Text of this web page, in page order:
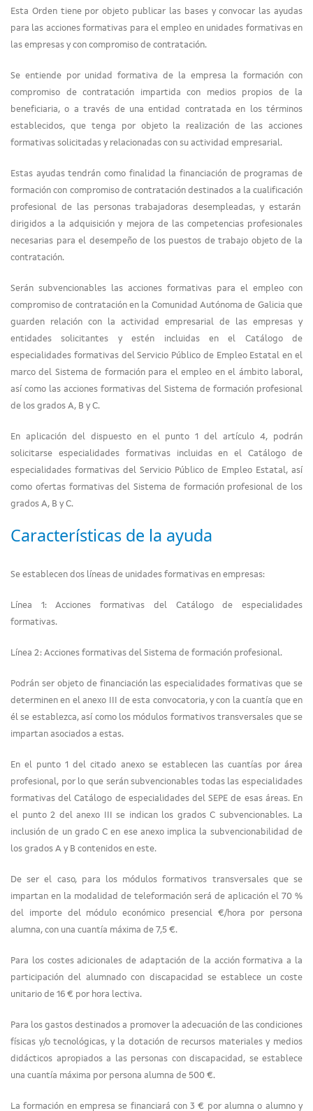
Esta Orden tiene por objeto publicar las bases y convocar las ayudas
para las acciones formativas para el empleo en unidades formativas en
las empresas y con compromiso de contratación.
Se entiende por unidad formativa de la empresa la formación con
compromiso de contratación impartida con medios propios de la
beneficiaria, o a través de una entidad contratada en los términos
establecidos, que tenga por objeto la realización de las acciones
formativas solicitadas y relacionadas con su actividad empresarial.
Estas ayudas tendrán como finalidad la financiación de programas de
formación con compromiso de contratación destinados a la cualificación
profesional de las personas trabajadoras desempleadas, y estarán
dirigidos a la adquisición y mejora de las competencias profesionales
necesarias para el desempeño de los puestos de trabajo objeto de la
contratación.
Serán subvencionables las acciones formativas para el empleo con
compromiso de contratación en la Comunidad Autónoma de Galicia que
guarden relación con la actividad empresarial de las empresas y
entidades solicitantes y estén incluidas en el Catálogo de
especialidades formativas del Servicio Público de Empleo Estatal en el
marco del Sistema de formación para el empleo en el ámbito laboral,
así como las acciones formativas del Sistema de formación profesional
de los grados A, B y C.
En aplicación del dispuesto en el punto 1 del artículo 4, podrán
solicitarse especialidades formativas incluidas en el Catálogo de
especialidades formativas del Servicio Público de Empleo Estatal, así
como ofertas formativas del Sistema de formación profesional de los
grados A, B y C.
Características de la ayuda
Se establecen dos líneas de unidades formativas en empresas:
Línea 1: Acciones formativas del Catálogo de especialidades
formativas.
Línea 2: Acciones formativas del Sistema de formación profesional.
Podrán ser objeto de financiación las especialidades formativas que se
determinen en el anexo III de esta convocatoria, y con la cuantía que en
él se establezca, así como los módulos formativos transversales que se
impartan asociados a estas.
En el punto 1 del citado anexo se establecen las cuantías por área
profesional, por lo que serán subvencionables todas las especialidades
formativas del Catálogo de especialidades del SEPE de esas áreas. En
el punto 2 del anexo III se indican los grados C subvencionables. La
inclusión de un grado C en ese anexo implica la subvencionabilidad de
los grados A y B contenidos en este.
De ser el caso, para los módulos formativos transversales que se
impartan en la modalidad de teleformación será de aplicación el 70 %
del importe del módulo económico presencial €/hora por persona
alumna, con una cuantía máxima de 7,5 €.
Para los costes adicionales de adaptación de la acción formativa a la
participación del alumnado con discapacidad se establece un coste
unitario de 16 € por hora lectiva.
Para los gastos destinados a promover la adecuación de las condiciones
físicas y/o tecnológicas, y la dotación de recursos materiales y medios
didácticos apropiados a las personas con discapacidad, se establece
una cuantía máxima por persona alumna de 500 €.
La formación en empresa se financiará con 3 € por alumna o alumno y